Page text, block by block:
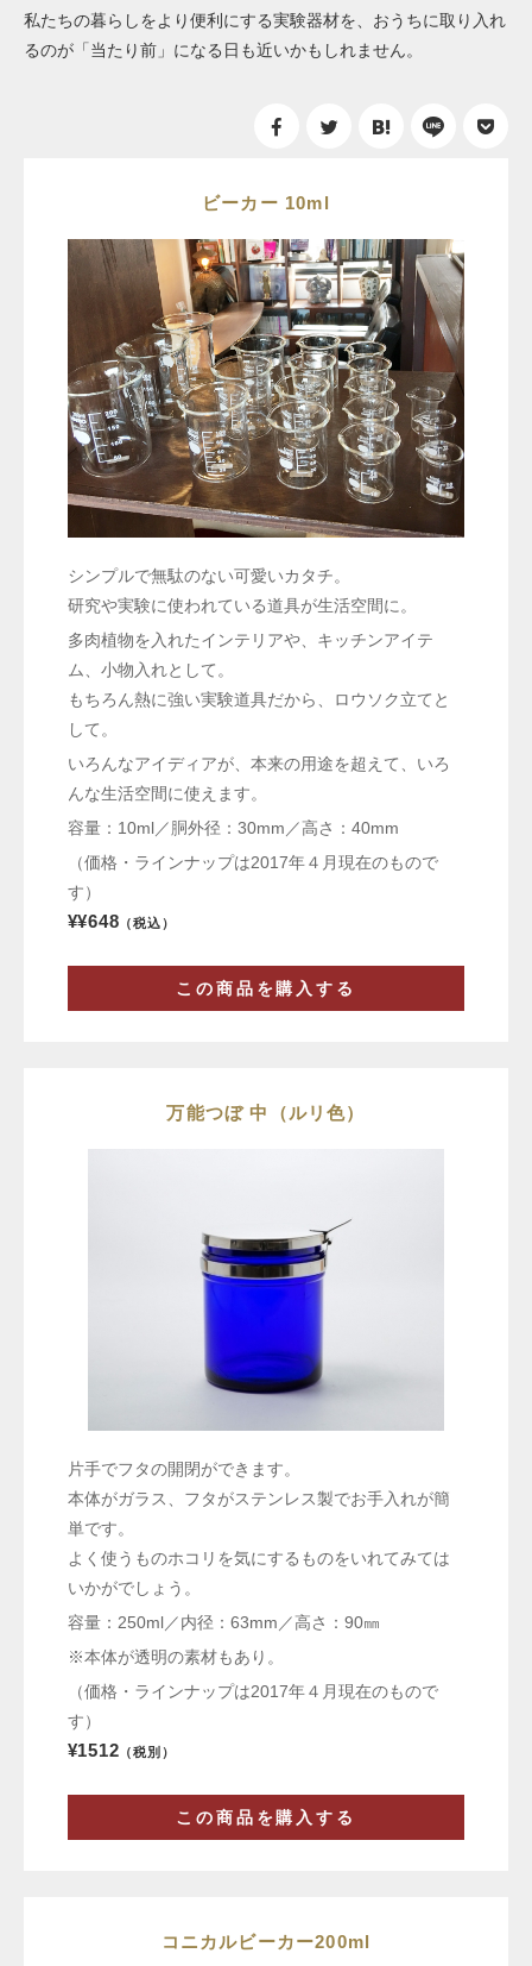
私たちの暮らしをより便利にする実験器材を、おうちに取り入れ
るのが「当たり前」になる日も近いかもしれません。
ビーカー 10ml
シンプルで無駄のない可愛いカタチ。
研究や実験に使われている道具が生活空間に。
多肉植物を入れたインテリアや、キッチンアイテ
ム、小物入れとして。
もちろん熱に強い実験道具だから、ロウソク立てと
して。
いろんなアイディアが、本来の用途を超えて、いろ
んな生活空間に使えます。
容量：10ml／胴外径：30mm／高さ：40mm
（価格・ラインナップは2017年４月現在のもので
す）
¥¥648 （税込）
この商品を購入する
万能つぼ 中（ルリ色）
片手でフタの開閉ができます。
本体がガラス、フタがステンレス製でお手入れが簡
単です。
よく使うものホコリを気にするものをいれてみては
いかがでしょう。
容量：250ml／内径：63mm／高さ：90㎜
※本体が透明の素材もあり。
（価格・ラインナップは2017年４月現在のもので
す）
¥1512 （税別）
この商品を購入する
コニカルビーカー200ml